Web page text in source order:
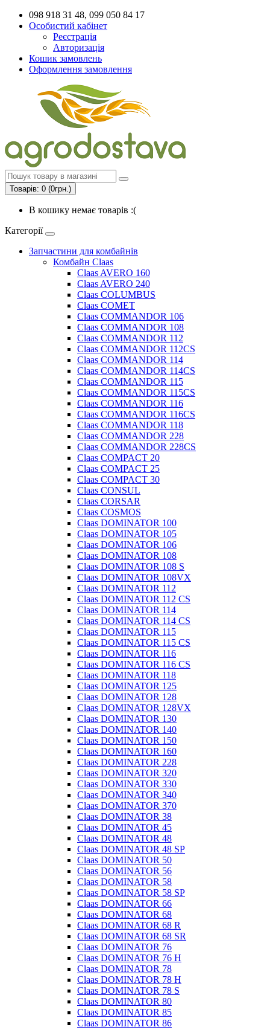
098 918 31 48, 099 050 84 17
Особистий кабінет
Реєстрація
Авторизація
Кошик замовлень
Оформлення замовлення
Товарів: 0 (0грн.)
В кошику немає товарів :(
Категорії
Запчастини для комбайнів
Комбайн Claas
Claas AVERO 160
Claas AVERO 240
Claas COLUMBUS
Claas COMET
Claas COMMANDOR 106
Claas COMMANDOR 108
Claas COMMANDOR 112
Claas COMMANDOR 112CS
Claas COMMANDOR 114
Claas COMMANDOR 114CS
Claas COMMANDOR 115
Claas COMMANDOR 115CS
Claas COMMANDOR 116
Claas COMMANDOR 116CS
Claas COMMANDOR 118
Claas COMMANDOR 228
Claas COMMANDOR 228CS
Claas COMPACT 20
Claas COMPACT 25
Claas COMPACT 30
Claas CONSUL
Claas CORSAR
Claas COSMOS
Claas DOMINATOR 100
Claas DOMINATOR 105
Claas DOMINATOR 106
Claas DOMINATOR 108
Claas DOMINATOR 108 S
Claas DOMINATOR 108VX
Claas DOMINATOR 112
Claas DOMINATOR 112 CS
Claas DOMINATOR 114
Claas DOMINATOR 114 CS
Claas DOMINATOR 115
Claas DOMINATOR 115 CS
Claas DOMINATOR 116
Claas DOMINATOR 116 CS
Claas DOMINATOR 118
Claas DOMINATOR 125
Claas DOMINATOR 128
Claas DOMINATOR 128VX
Claas DOMINATOR 130
Claas DOMINATOR 140
Claas DOMINATOR 150
Claas DOMINATOR 160
Claas DOMINATOR 228
Claas DOMINATOR 320
Claas DOMINATOR 330
Claas DOMINATOR 340
Claas DOMINATOR 370
Claas DOMINATOR 38
Claas DOMINATOR 45
Claas DOMINATOR 48
Claas DOMINATOR 48 SP
Claas DOMINATOR 50
Claas DOMINATOR 56
Claas DOMINATOR 58
Claas DOMINATOR 58 SP
Claas DOMINATOR 66
Claas DOMINATOR 68
Claas DOMINATOR 68 R
Claas DOMINATOR 68 SR
Claas DOMINATOR 76
Claas DOMINATOR 76 H
Claas DOMINATOR 78
Claas DOMINATOR 78 H
Claas DOMINATOR 78 S
Claas DOMINATOR 80
Claas DOMINATOR 85
Claas DOMINATOR 86